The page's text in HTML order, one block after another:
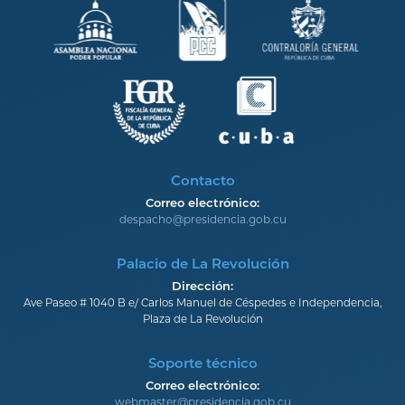
Contacto
Correo electrónico:
despacho@presidencia.gob.cu
Palacio de La Revolución
Dirección:
Ave Paseo # 1040 B e/ Carlos Manuel de Céspedes e Independencia,
Plaza de La Revolución
Soporte técnico
Correo electrónico:
webmaster@presidencia.gob.cu